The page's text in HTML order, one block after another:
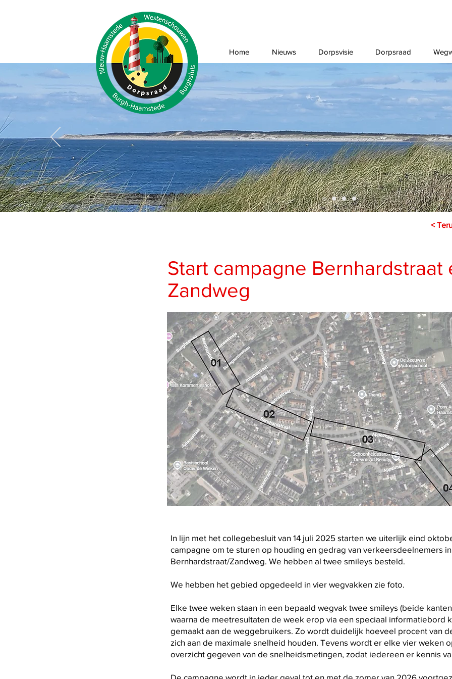
Home Nieuws Dorpsvisie Dorpsraad
<
Start campagne Bernhardstraat
Zandweg
In lijn met het collegebesluit van 14 juli 2025 starten we uiterlijk eind
campagne om te sturen op houding en gedrag van verkeersdeelnemers
Bernhardstraat/Zandweg. We hebben al twee smileys besteld.
We hebben het gebied opgedeeld in vier wegvakken zie foto.
Elke twee weken staan in een bepaald wegvak twee smileys (beide
waarna de meetresultaten de week erop via een speciaal informatiebord
gemaakt aan de weggebruikers. Zo wordt duidelijk hoeveel procent van
zich aan de maximale snelheid houden. Tevens wordt er elke vier weken
overzicht gegeven van de snelheidsmetingen, zodat iedereen er kennis